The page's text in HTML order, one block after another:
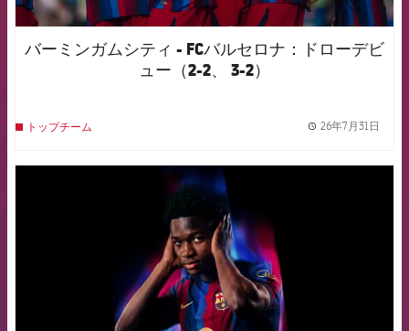
バーミンガムシティ - FCバルセロナ：ドローデビ
ュー（2-2、 3-2）
トップチーム 26年7月31日
FCB Barcelona badge